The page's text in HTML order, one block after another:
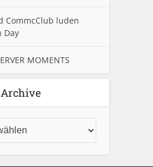
CommcClub luden
Day
MOMENTS
Archive